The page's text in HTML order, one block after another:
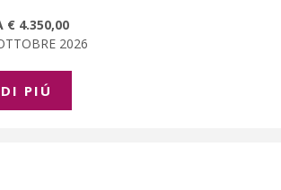
€ 4.350,00
2026
PIÚ